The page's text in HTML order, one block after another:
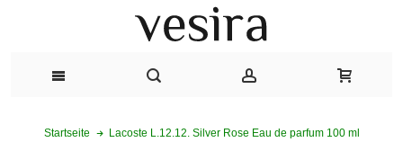
Startseite Lacoste L.12.12. Silver Rose Eau de parfum 100 ml